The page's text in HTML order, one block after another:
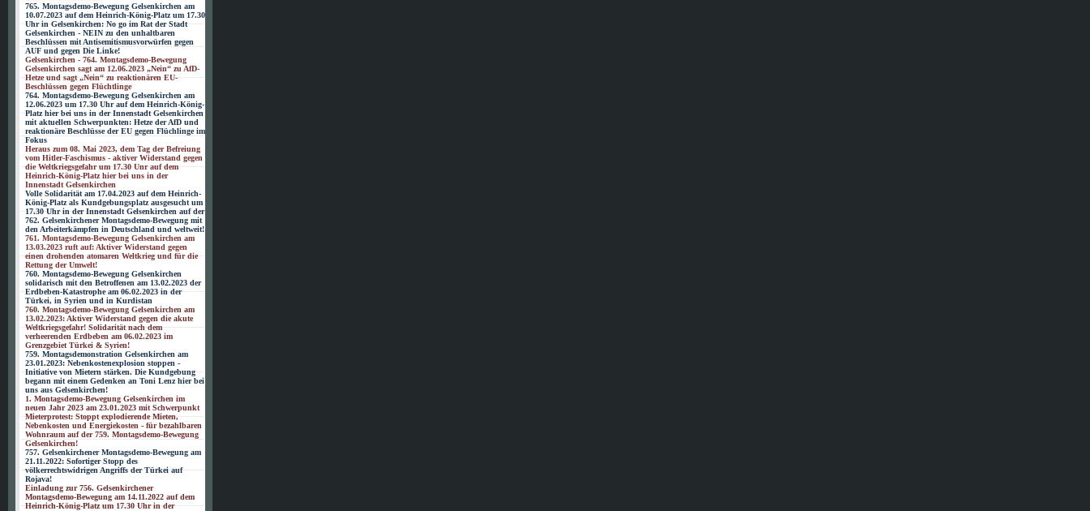
765. Montagsdemo-Bewegung Gelsenkirchen am
10.07.2023 auf dem Heinrich-König-Platz um 17.30
Uhr in Gelsenkirchen: No go im Rat der Stadt
Gelsenkirchen - NEIN zu den unhaltbaren
Beschlüssen mit Antisemitismusvorwürfen gegen
AUF und gegen Die Linke!
Gelsenkirchen - 764. Montagsdemo-Bewegung
Gelsenkirchen sagt am 12.06.2023 „Nein“ zu AfD-
Hetze und sagt „Nein“ zu reaktionären EU-
Beschlüssen gegen Flüchtlinge
764. Montagsdemo-Bewegung Gelsenkirchen am
12.06.2023 um 17.30 Uhr auf dem Heinrich-König-
Platz hier bei uns in der Innenstadt Gelsenkirchen
mit aktuellen Schwerpunkten: Hetze der AfD und
reaktionäre Beschlüsse der EU gegen Flüchlinge im
Fokus
Heraus zum 08. Mai 2023, dem Tag der Befreiung
vom Hitler-Faschismus - aktiver Widerstand gegen
die Weltkriegsgefahr um 17.30 Unr auf dem
Heinrich-König-Platz hier bei uns in der
Innenstadt Gelsenkirchen
Volle Solidarität am 17.04.2023 auf dem Heinrich-
König-Platz als Kundgebungsplatz ausgesucht um
17.30 Uhr in der Innenstadt Gelsenkirchen auf der
762. Gelsenkirchener Montagsdemo-Bewegung mit
den Arbeiterkämpfen in Deutschland und weltweit!
761. Montagsdemo-Bewegung Gelsenkirchen am
13.03.2023 ruft auf: Aktiver Widerstand gegen
einen drohenden atomaren Weltkrieg und für die
Rettung der Umwelt!
760. Montagsdemo-Bewegung Gelsenkirchen
solidarisch mit den Betroffenen am 13.02.2023 der
Erdbeben-Katastrophe am 06.02.2023 in der
Türkei, in Syrien und in Kurdistan
760. Montagsdemo-Bewegung Gelsenkirchen am
13.02.2023: Aktiver Widerstand gegen die akute
Weltkriegsgefahr! Solidarität nach dem
verheerenden Erdbeben am 06.02.2023 im
Grenzgebiet Türkei & Syrien!
759. Montagsdemonstration Gelsenkirchen am
23.01.2023: Nebenkostenexplosion stoppen -
Initiative von Mietern stärken. Die Kundgebung
begann mit einem Gedenken an Toni Lenz hier bei
uns aus Gelsenkirchen!
1. Montagsdemo-Bewegung Gelsenkirchen im
neuen Jahr 2023 am 23.01.2023 mit Schwerpunkt
Mieterprotest: Stoppt explodierende Mieten,
Nebenkosten und Energiekosten - für bezahlbaren
Wohnraum auf der 759. Montagsdemo-Bewegung
Gelsenkirchen!
757. Gelsenkirchener Montagsdemo-Bewegung am
21.11.2022: Sofortiger Stopp des
völkerrechtswidrigen Angriffs der Türkei auf
Rojava!
Einladung zur 756. Gelsenkirchener
Montagsdemo-Bewegung am 14.11.2022 auf dem
Heinrich-König-Platz um 17.30 Uhr in der